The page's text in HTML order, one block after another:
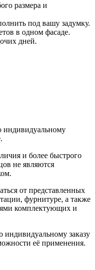
размера и
под вашу задумку.
в одном фасаде.
дней.
индивидуальному
и более быстрого
не являются
от представленных
фурнитуре, а также
комплектующих и
заказу
её применения.